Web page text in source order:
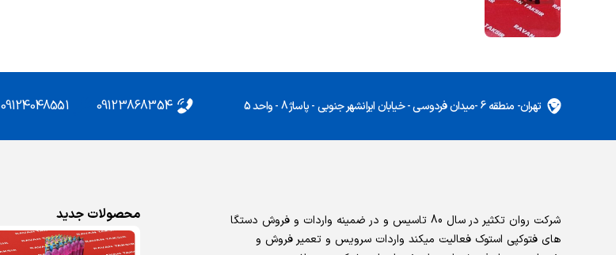
تهران- منطقه 6 -میدان فردوسی - خیابان ایرانشهر جنوبی - پاساژ 8 - واحد 5 09123868354
09124048551
شرکت روان تکثیر در سال 80 تاسیس و در ضمینه واردات و فروش دستگا
های فتوکپی استوک فعالیت میکند واردات سرویس و تعمیر فروش و
محصولات جدید